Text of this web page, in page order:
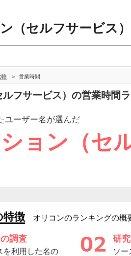
（セルフサービス）
較 営業時間
ルフサービス）の営業時間
ユーザー名が選んだ
ョン（セ
特徴 オリコンのランキングの概
調査
を利用した名の
研
ソー